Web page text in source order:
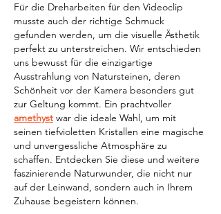
Für die Dreharbeiten für den Videoclip
musste auch der richtige Schmuck
gefunden werden, um die visuelle Ästhetik
perfekt zu unterstreichen. Wir entschieden
uns bewusst für die einzigartige
Ausstrahlung von Natursteinen, deren
Schönheit vor der Kamera besonders gut
zur Geltung kommt. Ein prachtvoller
amethyst war die ideale Wahl, um mit
seinen tiefvioletten Kristallen eine magische
und unvergessliche Atmosphäre zu
schaffen. Entdecken Sie diese und weitere
faszinierende Naturwunder, die nicht nur
auf der Leinwand, sondern auch in Ihrem
Zuhause begeistern können.